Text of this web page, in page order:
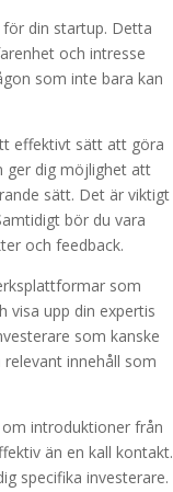
din startup. Detta
och intresse
som inte bara kan
effektivt sätt att göra
ger dig möjlighet att
sätt. Det är viktigt
bör du vara
och feedback.
som
visa upp din expertis
som kanske
innehåll som
introduktioner från
än en kall kontakt.
specifika investerare.